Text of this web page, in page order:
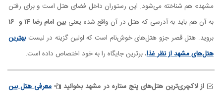
مشهد» هم شناخته می‌شود. این رستوران داخل فضای هتل است و برای رفتن
به آن هم باید به آدرسی که هتل در آن واقع شده یعنیبین امام رضا 14 و 16
بروید. هتل قصر جزو هتل‌های خوش‌نام است که اولین گزینه در لیستبهترین
هتل‌های مشهد از نظر غذا، برترین جایگاه را به خود اختصاص داده است.
از لاکچری‌ترین هتل‌های پنج ستاره در مشهد بخوانید
معرفی هتل بین